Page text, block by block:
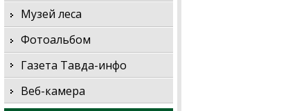
Музей леса
Фотоальбом
Газета Тавда-инфо
Веб-камера